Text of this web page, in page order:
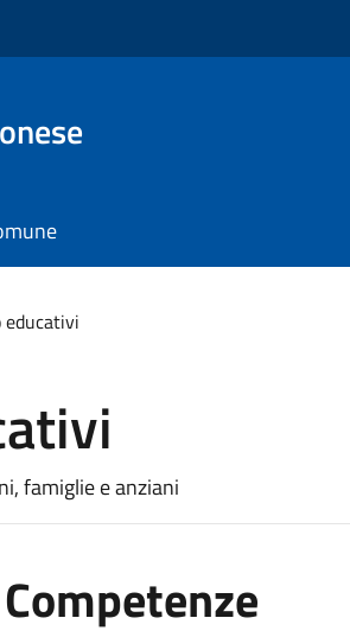
educativi
famiglie e anziani
Competenze